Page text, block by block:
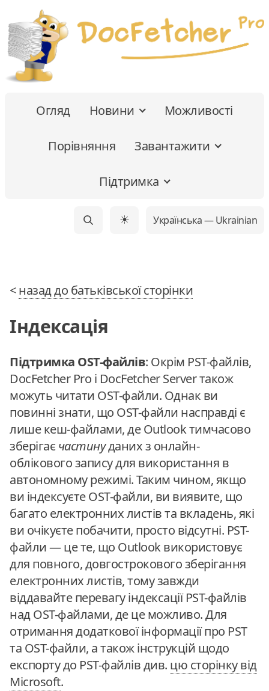
Огляд Новини Можливості
Порівняння Завантажити
Підтримка
☀ Українська — Ukrainian
<назад до батьківської сторінки
Індексація
Підтримка OST-файлів: Окрім PST-файлів,
DocFetcher Pro і DocFetcher Server також
можуть читати OST-файли. Однак ви
повинні знати, що OST-файли насправді є
лише кеш-файлами, де Outlook тимчасово
зберігає частинуданих з онлайн-
облікового запису для використання в
автономному режимі. Таким чином, якщо
ви індексуєте OST-файли, ви виявите, що
багато електронних листів та вкладень, які
ви очікуєте побачити, просто відсутні. PST-
файли — це те, що Outlook використовує
для повного, довгострокового зберігання
електронних листів, тому завжди
віддавайте перевагу індексації PST-файлів
над OST-файлами, де це можливо. Для
отримання додаткової інформації про PST
та OST-файли, а також інструкцій щодо
експорту до PST-файлів див. цю сторінку від
Microsoft.